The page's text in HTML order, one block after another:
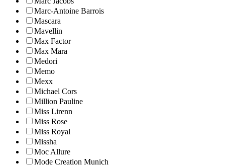
Marc-Antoine Barrois
Mascara
Mavellin
Max Factor
Max Mara
Medori
Memo
Mexx
Michael Cors
Million Pauline
Miss Lirenn
Miss Rose
Miss Royal
Missha
Moc Allure
Mode Creation Munich